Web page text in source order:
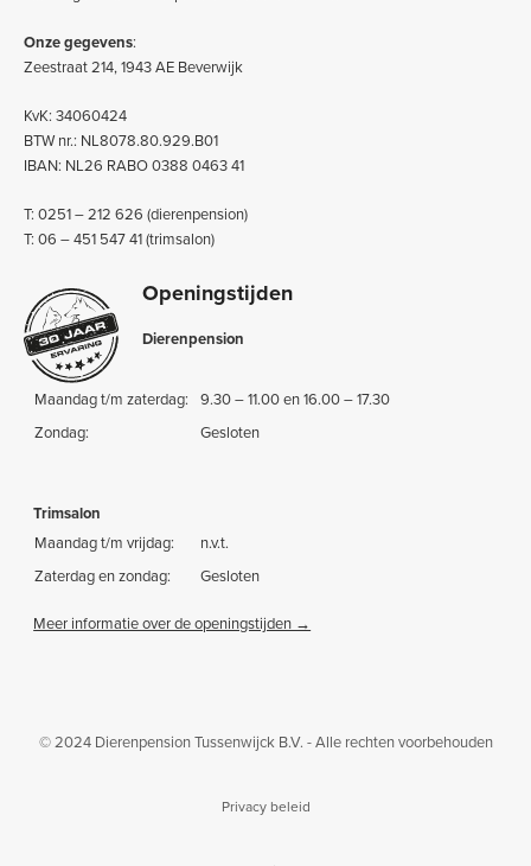
Onze gegevens:
Zeestraat 214, 1943 AE Beverwijk
KvK: 34060424
BTW nr.: NL8078.80.929.B01
IBAN: NL26 RABO 0388 0463 41
T: 0251 – 212 626 (dierenpension)
T: 06 – 451 547 41 (trimsalon)
Openingstijden
Dierenpension
Maandag t/m zaterdag:
9.30 – 11.00 en 16.00 – 17.30
Zondag:
Gesloten
Trimsalon
Maandag t/m vrijdag:
n.v.t.
Zaterdag en zondag:
Gesloten
Meer informatie over de openingstijden →
© 2024 Dierenpension Tussenwijck B.V. - Alle rechten voorbehouden
Privacy beleid